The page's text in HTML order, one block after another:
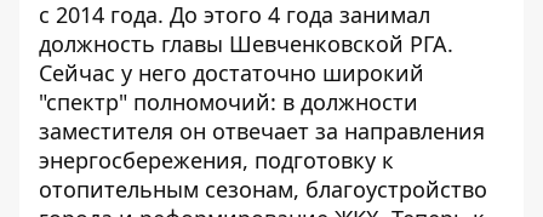
с 2014 года. До этого 4 года занимал
должность главы Шевченковской РГА.
Сейчас у него достаточно широкий
"спектр" полномочий: в должности
заместителя он отвечает за направления
энергосбережения, подготовку к
отопительным сезонам, благоустройство